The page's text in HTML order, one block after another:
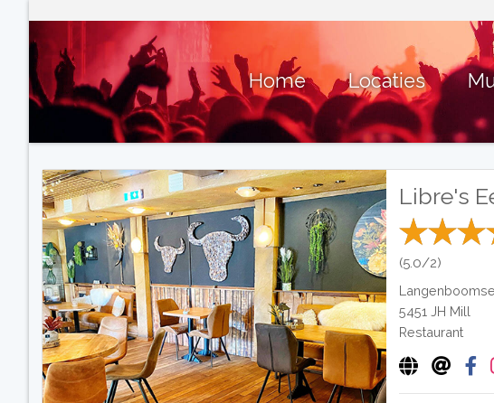
Home Locaties
Libre's
(5.0/2)
5451 JH Mill
Restaurant